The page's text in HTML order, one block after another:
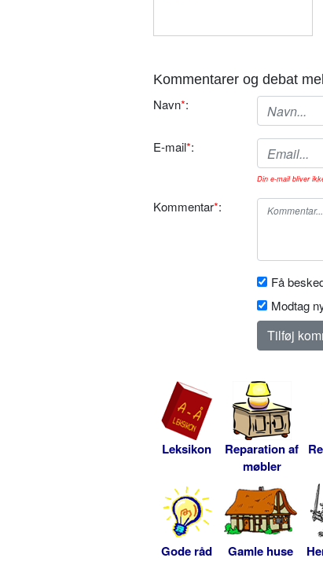
Kommentarer og debat
Navn*:
E-mail*:
Din e-mail bliver
Kommentar*:
Få
Modtag
Leksikon
Reparation af
møbler
Gode råd Gamle huse